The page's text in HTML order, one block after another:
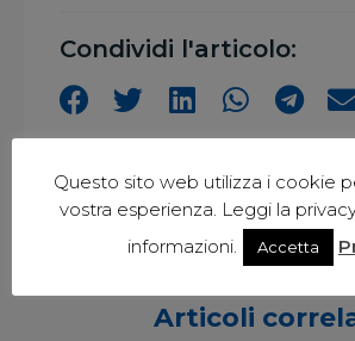
Condividi l'articolo:
Articoli
Questo sito web utilizza i cookie
vostra esperienza. Leggi la
informazioni.
Accetta